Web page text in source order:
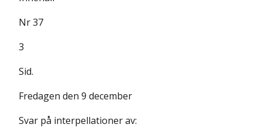
Nr 37
3
Sid.
Fredagen den 9 december
Svar på interpellationer av: